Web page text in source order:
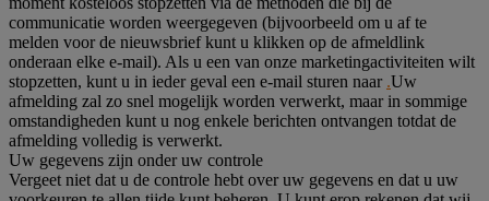
communicatie worden weergegeven (bijvoorbeeld om u af te
melden voor de nieuwsbrief kunt u klikken op de afmeldlink
onderaan elke e-mail). Als u een van onze marketingactiviteiten wilt
stopzetten, kunt u in ieder geval een e-mail sturen naar .Uw
afmelding zal zo snel mogelijk worden verwerkt, maar in sommige
omstandigheden kunt u nog enkele berichten ontvangen totdat de
afmelding volledig is verwerkt.
Uw gegevens zijn onder uw controle
Vergeet niet dat u de controle hebt over uw gegevens en dat u uw